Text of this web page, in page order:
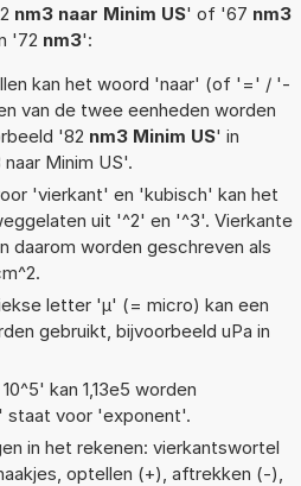
nm3 naar Minim US' of '67 nm3
'72 nm3':
kan het woord 'naar' (of '=' / '-
van de twee eenheden worden
'82 nm3 Minim US' in
Minim US'.
'vierkant' en 'kubisch' kan het
uit '^2' en '^3'. Vierkante
daarom worden geschreven als
letter 'µ' (= micro) kan een
gebruikt, bijvoorbeeld uPa in
kan 1,13e5 worden
staat voor 'exponent'.
in het rekenen: vierkantswortel
optellen (+), aftrekken (-),